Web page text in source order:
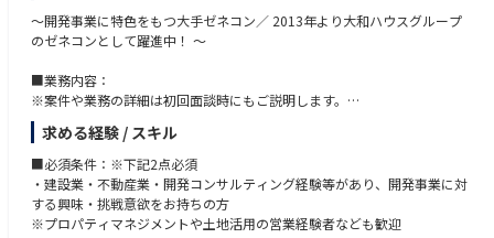
～開発事業に特色をもつ大手ゼネコン／ 2013年より大和ハウスグループ
のゼネコンとして躍進中！ ～
■業務内容：
※案件や業務の詳細は初回面談時にもご説明します。
土地区画整理や面開発を通じた「まちづくり」の企画、提案からプロジェ
クト推進まで、一貫してご担当いただきます。
開発未経験から大規模開発に携わることができる貴重なポジションです。
■業務の流れ：
(1)案件の情報収集・営業→(2)提案・コンペ→地権者調整→(3)プロジェク
求める経験 / スキル
■必須条件：※下記2点必須
・建設業・不動産業・開発コンサルティング経験等があり、開発事業に対
する興味・挑戦意欲をお持ちの方
※プロパティマネジメントや土地活用の営業経験者なども歓迎